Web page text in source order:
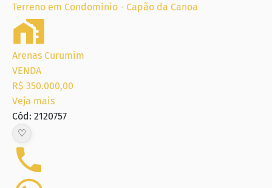
Terreno em Condomínio - Capão da Canoa
Arenas Curumim
VENDA
R$ 350.000,00
Veja mais
Cód: 2120757
♡